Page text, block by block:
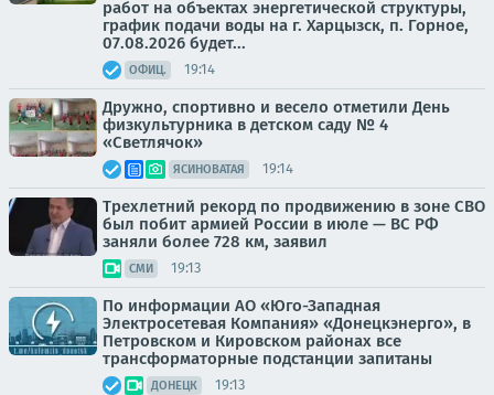
работ на объектах энергетической структуры,
график подачи воды на г. Харцызск, п. Горное,
07.08.2026 будет...
ОФИЦ. 19:14
Дружно, спортивно и весело отметили День
физкультурника в детском саду № 4
«Светлячок»
ЯСИНОВАТАЯ 19:14
Трехлетний рекорд по продвижению в зоне СВО
был побит армией России в июле — ВС РФ
заняли более 728 км, заявил
СМИ 19:13
По информации АО «Юго-Западная
Электросетевая Компания» «Донецкэнерго», в
Петровском и Кировском районах все
трансформаторные подстанции запитаны
ДОНЕЦК 19:13